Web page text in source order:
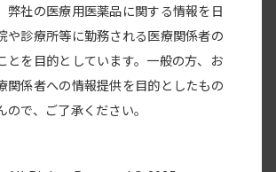
リー
NEW
トラ 投与シミュレーター
弊社の医療用医薬品に関する情報を日
や診療所等に勤務される医療関係者の
とを目的としています。一般の方、お
関係者への情報提供を目的としたもの
ので、ご了承ください。